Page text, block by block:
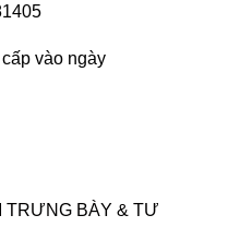
vào ngày
TRƯNG BÀY & TƯ